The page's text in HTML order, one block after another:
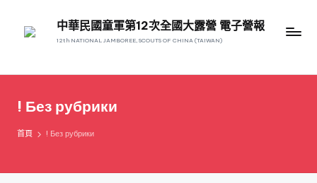
中華民國童軍第12次全國大露營 電子營報
12th NATIONAL JAMBOREE, SCOUTS OF CHINA (TAIWAN)
! Без рубрики
首頁 ! Без рубрики